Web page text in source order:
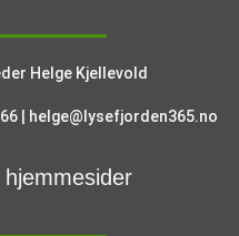
Helge Kjellevold
| helge@lysefjorden365.no